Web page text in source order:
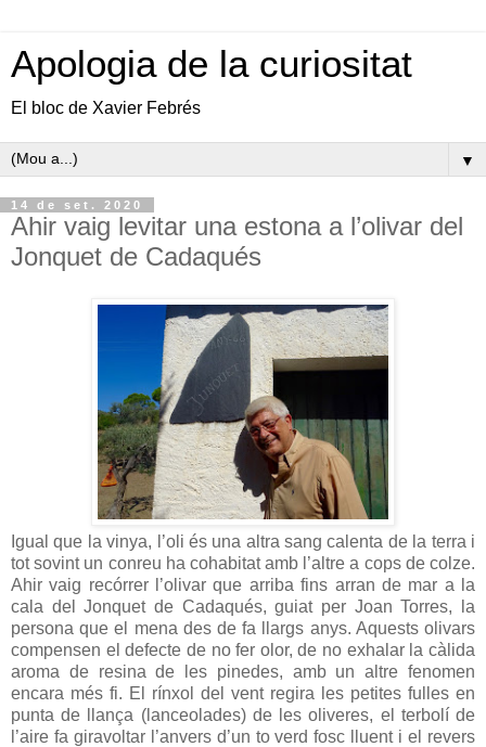
Apologia de la curiositat
El bloc de Xavier Febrés
▼
14 de set. 2020
Ahir vaig levitar una estona a l’olivar del
Jonquet de Cadaqués
Igual que la vinya, l’oli és una altra sang calenta de la terra i
tot sovint un conreu ha cohabitat amb l’altre a cops de colze.
Ahir vaig recórrer l’olivar que arriba fins arran de mar a la
cala del Jonquet de Cadaqués, guiat per Joan Torres, la
persona que el mena des de fa llargs anys. Aquests olivars
compensen el defecte de no fer olor, de no exhalar la càlida
aroma de resina de les pinedes, amb un altre fenomen
encara més fi. El rínxol del vent regira les petites fulles en
punta de llança (lanceolades) de les oliveres, el terbolí de
l’aire fa giravoltar l’anvers d’un to verd fosc lluent i el revers